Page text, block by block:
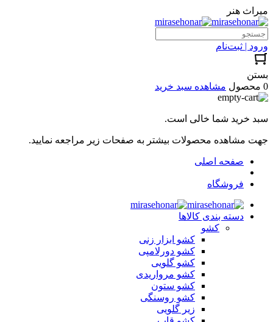
میراث هنر
ورود | ثبت‌نام
بستن
0 محصول
مشاهده سبد خرید
سبد خرید شما خالی است.
جهت مشاهده محصولات بیشتر به صفحات زیر مراجعه نمایید.
صفحه اصلی
فروشگاه
دسته بندی کالاها
کشو
کشو ابزار زنی
کشو دورلامپی
کشو گلویی
کشو مرواریدی
کشو ستون
کشو روسنگی
زیر گلویی